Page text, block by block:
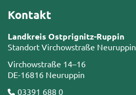
Kontakt
Landkreis Ostprignitz-Ruppin
Standort Virchowstraße Neuruppin
Virchowstraße 14–16
DE-16816 Neuruppin
03391 688 0